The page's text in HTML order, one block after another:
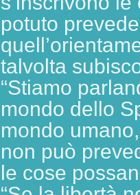
potuto
talvolta
“Stiamo
mondo dello
mondo
non può
le cose